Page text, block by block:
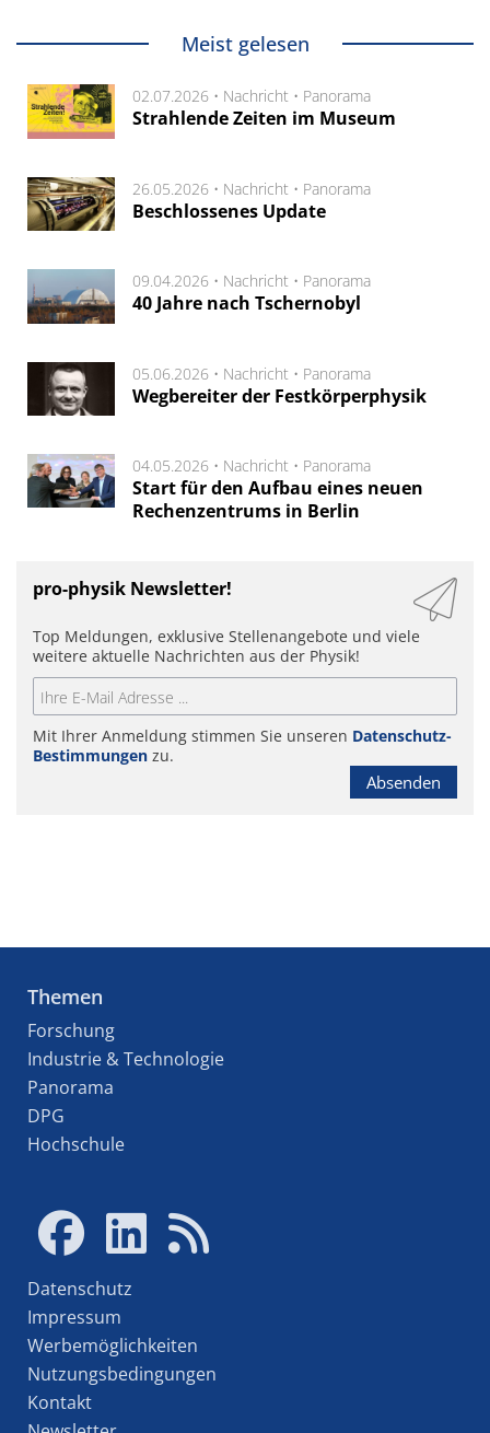
Meist gelesen
02.07.2026 • Nachricht • Panorama
Strahlende Zeiten im Museum
26.05.2026 • Nachricht • Panorama
Beschlossenes Update
09.04.2026 • Nachricht • Panorama
40 Jahre nach Tschernobyl
05.06.2026 • Nachricht • Panorama
Wegbereiter der Festkörperphysik
04.05.2026 • Nachricht • Panorama
Start für den Aufbau eines neuen
Rechenzentrums in Berlin
pro-physik Newsletter!
Top Meldungen, exklusive Stellenangebote und viele
weitere aktuelle Nachrichten aus der Physik!
Mit Ihrer Anmeldung stimmen Sie unseren Datenschutz-
Bestimmungen zu.
Absenden
Themen
Forschung
Industrie & Technologie
Panorama
DPG
Hochschule
Datenschutz
Impressum
Werbemöglichkeiten
Nutzungsbedingungen
Kontakt